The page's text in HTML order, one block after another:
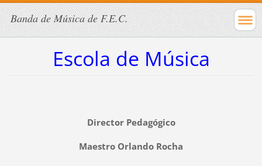
Banda de Música de F.E.C.
Escola de Música
Director Pedagógico
Maestro Orlando Rocha